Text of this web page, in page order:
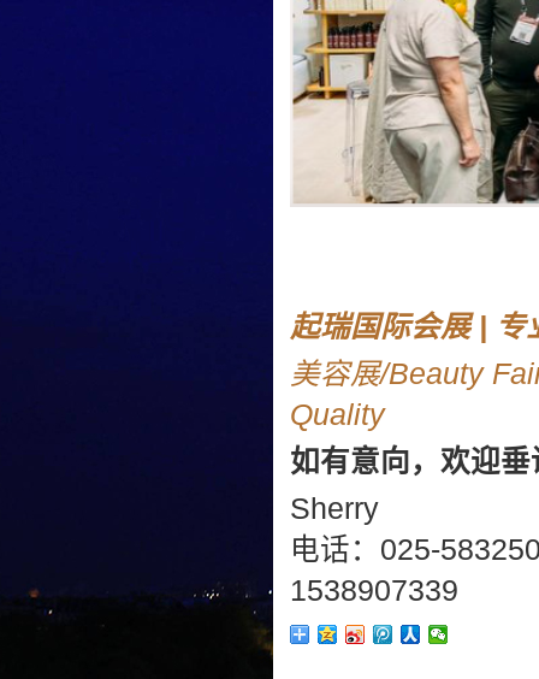
起瑞国际会展 | 专
美容展/Beauty
Quality
如有意向，欢迎垂
Sherry
电话：025-
1538907339